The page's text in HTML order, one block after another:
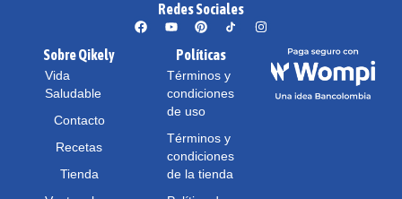
Redes Sociales
Sobre Qikely
Vida
Saludable
Contacto
Recetas
Tienda
Políticas
Términos y
condiciones
de uso
Términos y
condiciones
de la tienda